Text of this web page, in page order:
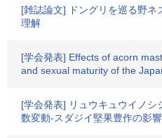
[雑誌論文] ドングリを巡る野ネ
理解
[学会発表] Effects of acorn
and sexual maturity of the
[学会発表] リュウキュウイノ
数変動-スダジイ堅果豊作の影響